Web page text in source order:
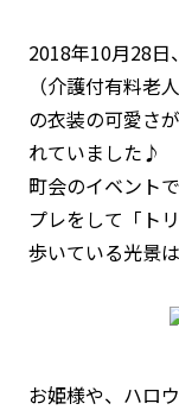
2018年10月28日
（介護付有料老
の衣装の可愛さ
れていました♪
町会のイベント
プレをして「ト
歩いている光景
お姫様や、ハロ